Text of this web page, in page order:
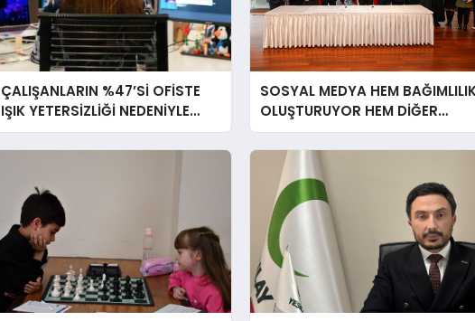
ÇALIŞANLARIN %47’Sİ OFİSTE
IŞIK YETERSİZLİĞİ NEDENİYLE
YORGUN HİSSEDİYOR
SOSYAL MEDYA HEM
OLUŞTURUYOR HEM DİĞER
BAĞIMLILIKLARA ZEMİN
HAZIRLIYOR”